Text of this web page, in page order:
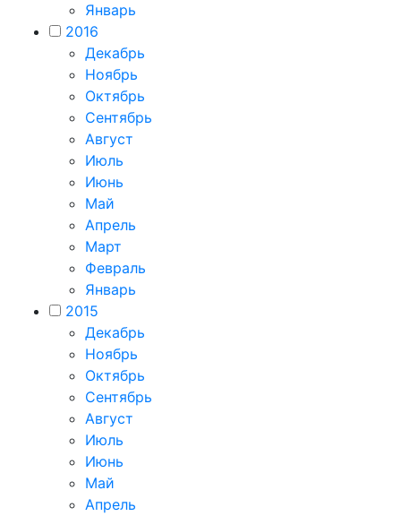
Январь
2016
Декабрь
Ноябрь
Октябрь
Сентябрь
Август
Июль
Июнь
Май
Апрель
Март
Февраль
Январь
2015
Декабрь
Ноябрь
Октябрь
Сентябрь
Август
Июль
Июнь
Май
Апрель